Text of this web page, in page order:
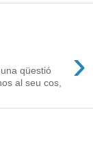
›
qüestió
al seu cos,